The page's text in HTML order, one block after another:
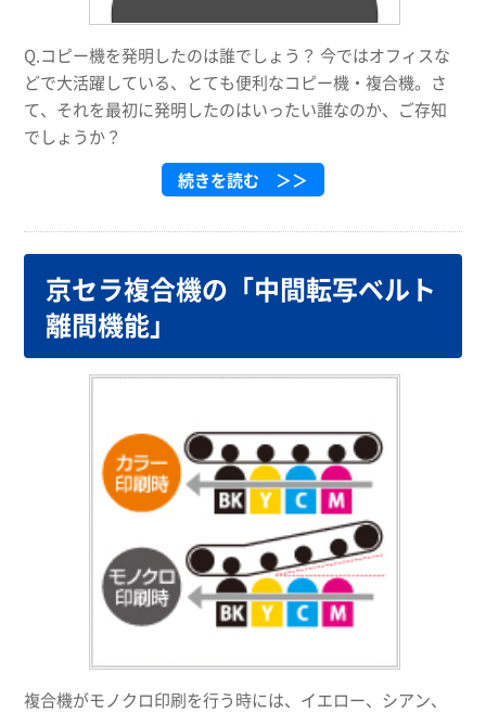
Q.コピー機を発明したのは誰でしょう？ 今ではオフィスな
どで大活躍している、とても便利なコピー機・複合機。さ
て、それを最初に発明したのはいったい誰なのか、ご存知
でしょうか？
続きを読む ＞＞
京セラ複合機の「中間転写ベルト
離間機能」
複合機がモノクロ印刷を行う時には、イエロー、シアン、